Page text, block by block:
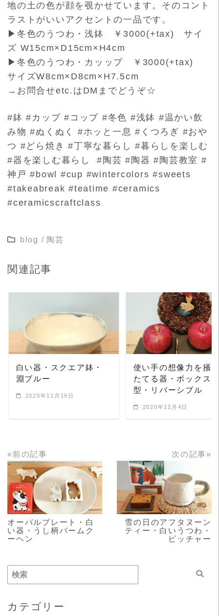
地の土の色が顔を覗かせています。そのコント
ラストがいいアクセントの一品です。
▶冬色のうつわ・浅鉢 ￥3000(+tax) サイ
ズ W15cm×D15cm×H4cm
▶冬色のうつわ・カッップ ￥3000(+tax)
サイズW8cm×D8cm×H7.5cm
→お問合せetc.はDMまでどうぞ☆
#鉢 #カップ #コップ #冬色 #浅鉢 #温かい飲
み物 #ぬくぬく #ホッと一息 #くつろぎ #おや
つ #どら焼き #丁寧な暮らし #暮らしを楽しむ
#器を楽しむ暮らし #陶芸 #陶器 #陶芸教室 #
神戸 #bowl #cup #wintercolors #sweets
#takeabreak #teatime #ceramics
#ceramicscraftclass
blog / 陶芸
関連記事
白い器・スクエア鉢・
淵ブルー
2020年11月19日
READ MORE
使い手の想像力を掻
たてる器・ボックス
型・リバーシブル
2020年12月4日
«前の記事
READ MORE
オーバルプレート・白
い器・うし柄バームク
ーヘン
次の記事»
READ MORE
雪の日のアフタヌーン
ティー・白いうつわ・
ピッチャー
カテゴリー